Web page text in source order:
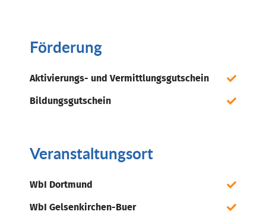
Förderung
Aktivierungs- und Vermittlungsgutschein
Bildungsgutschein
Veranstaltungsort
WbI Dortmund
WbI Gelsenkirchen-Buer